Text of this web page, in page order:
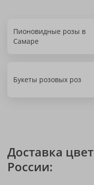
Пионовидные розы в
Самаре
Букеты розовых роз
Доставка
России: